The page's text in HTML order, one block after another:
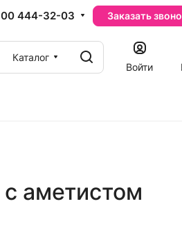
444-32-03 Заказать
Каталог
Войти
аметистом